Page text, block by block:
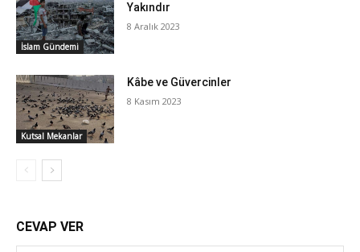
İslam Gündemi
Yakındır
8 Aralık 2023
Kutsal Mekanlar
Kâbe ve Güvercinler
8 Kasım 2023
CEVAP VER